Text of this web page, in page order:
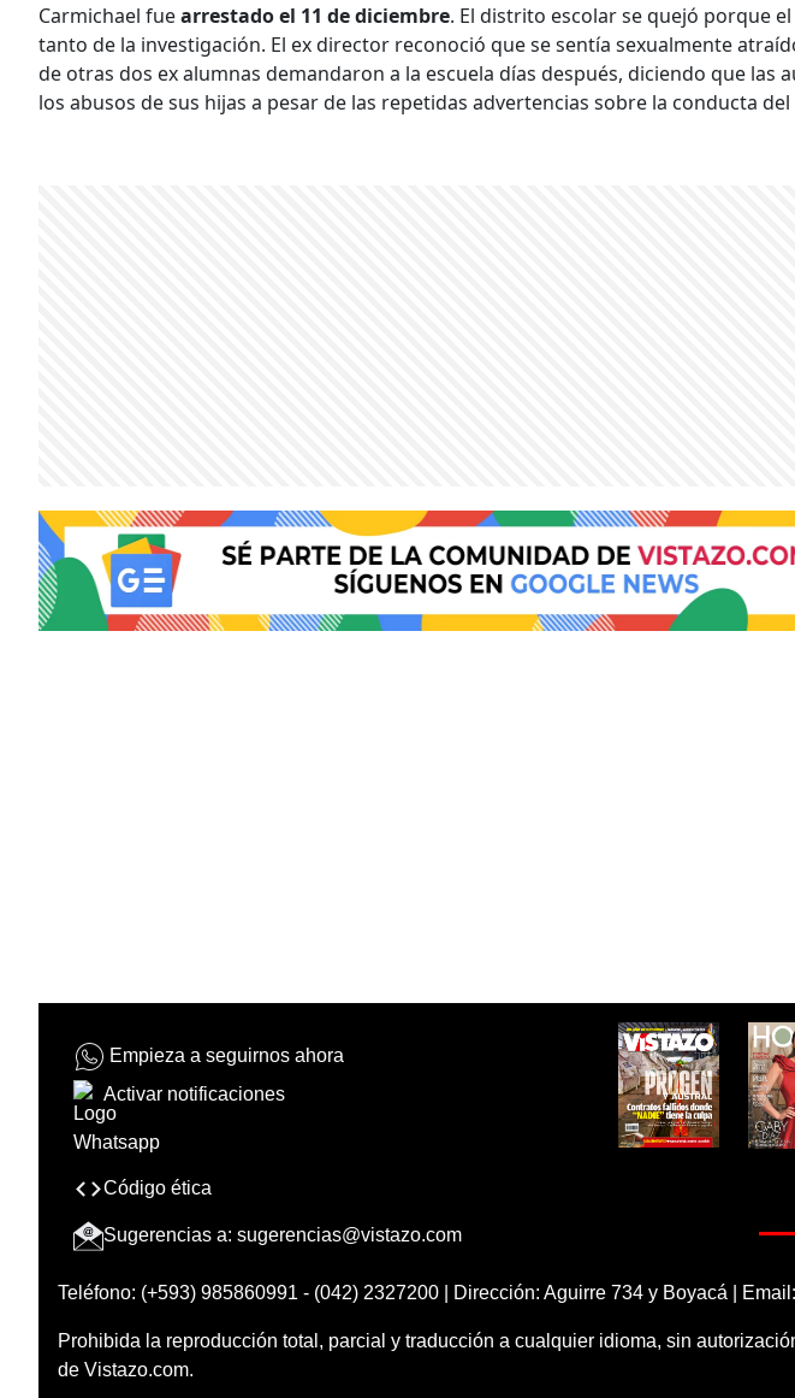
Carmichael fuearrestado el 11 de diciembre. El distrito escolar se quejó porque
tanto de la investigación. El ex director reconoció que se sentía sexualmente
de otras dos ex alumnas demandaron a la escuela días después, diciendo que las
los abusos de sus hijas a pesar de las repetidas advertencias sobre la conducta
Empieza a seguirnos ahora
Activar notificaciones
Código ética
Sugerencias a: sugerencias@vistazo.com
Teléfono: (+593) 985860991 - (042) 2327200 | Dirección: Aguirre 734 y Boyacá | Email:
Prohibida la reproducción total, parcial y traducción a cualquier idioma, sin
de Vistazo.com.